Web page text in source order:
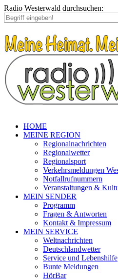
Radio Westerwald durchsuchen:
HOME
MEINE REGION
Regionalnachrichten
Regionalwetter
Regionalsport
Verkehrsmeldungen
Notfallrufnummern
Veranstaltungen &
MEIN SENDER
Programm
Fragen & Antworten
Kontakt & Impressum
MEIN SERVICE
Weltnachrichten
Deutschlandwetter
Service und Lebenshilfe
Bunte Meldungen
HörBar